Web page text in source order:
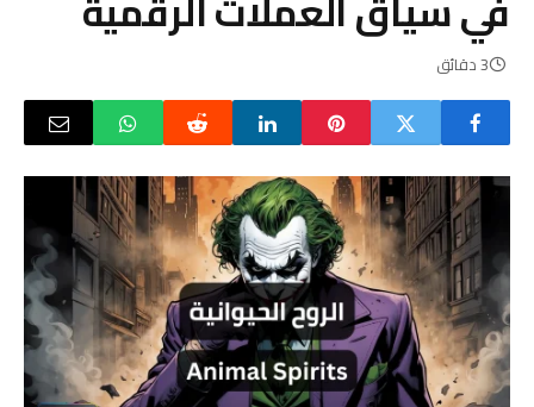
3 دقائق